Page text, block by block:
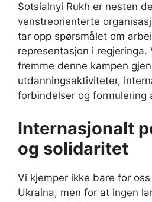
Sotsialnyi Rukh er nesten
venstreorienterte
tar opp spørsmålet om
representasjon i regjeringa.
fremme denne kampen
utdanningsaktiviteter,
forbindelser og formulering
Internasjonalt
og solidaritet
Vi kjemper ikke bare for
Ukraina, men for at ingen